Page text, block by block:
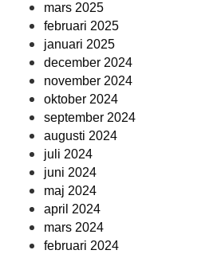
mars 2025
februari 2025
januari 2025
december 2024
november 2024
oktober 2024
september 2024
augusti 2024
juli 2024
juni 2024
maj 2024
april 2024
mars 2024
februari 2024